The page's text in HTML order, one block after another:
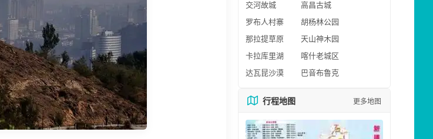
交河故城
高昌古城
罗布人村寨
胡杨林公园
那拉提草原
天山神木园
卡拉库里湖
喀什老城区
达瓦昆沙漠
巴音布鲁克
行程地图 更多地图